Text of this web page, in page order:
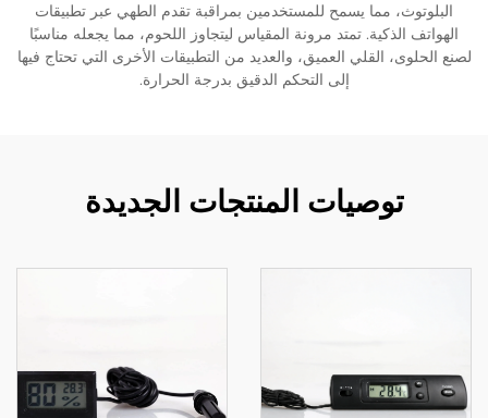
البلوتوث، مما يسمح للمستخدمين بمراقبة تقدم الطهي عبر تطبيقات
الهواتف الذكية. تمتد مرونة المقياس ليتجاوز اللحوم، مما يجعله مناسبًا
لصنع الحلوى، القلي العميق، والعديد من التطبيقات الأخرى التي تحتاج فيها
إلى التحكم الدقيق بدرجة الحرارة.
توصيات المنتجات الجديدة